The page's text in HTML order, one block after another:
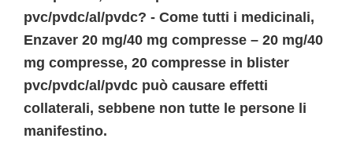
pvc/pvdc/al/pvdc? - Come tutti i medicinali,
Enzaver 20 mg/40 mg compresse – 20 mg/40
mg compresse, 20 compresse in blister
pvc/pvdc/al/pvdc può causare effetti
collaterali, sebbene non tutte le persone li
manifestino.